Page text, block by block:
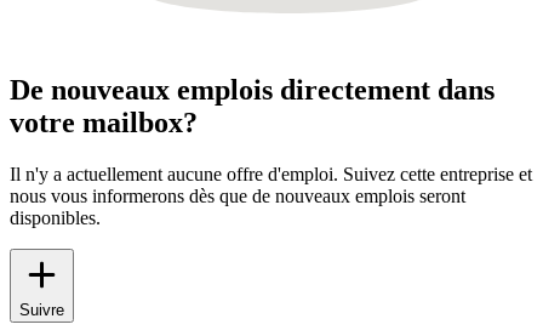
De nouveaux emplois directement dans
votre mailbox?
Il n'y a actuellement aucune offre d'emploi. Suivez cette entreprise et
nous vous informerons dès que de nouveaux emplois seront
disponibles.
Suivre